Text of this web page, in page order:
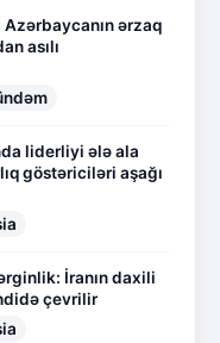
ərzaq
asılı
liderliyi ələ ala
göstəriciləri aşağı
İranın daxili
çevrilir